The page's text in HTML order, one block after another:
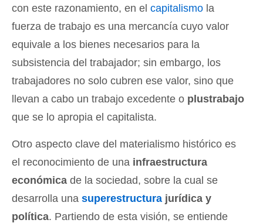
con este razonamiento, en el capitalismo la
fuerza de trabajo es una mercancía cuyo valor
equivale a los bienes necesarios para la
subsistencia del trabajador; sin embargo, los
trabajadores no solo cubren ese valor, sino que
llevan a cabo un trabajo excedente o plustrabajo
que se lo apropia el capitalista.
Otro aspecto clave del materialismo histórico es
el reconocimiento de una infraestructura
económica de la sociedad, sobre la cual se
desarrolla una superestructura jurídica y
política. Partiendo de esta visión, se entiende